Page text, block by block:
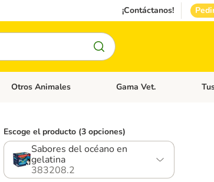
¡Contáctanos!
Gatos
Menú de categoria abierto: Accesorios Gatos
Otros Animales Menú de categoria abierto:
Gama Vet.
Escoge el producto (3 opciones)
Sabores del océano en
gelatina
383208.2